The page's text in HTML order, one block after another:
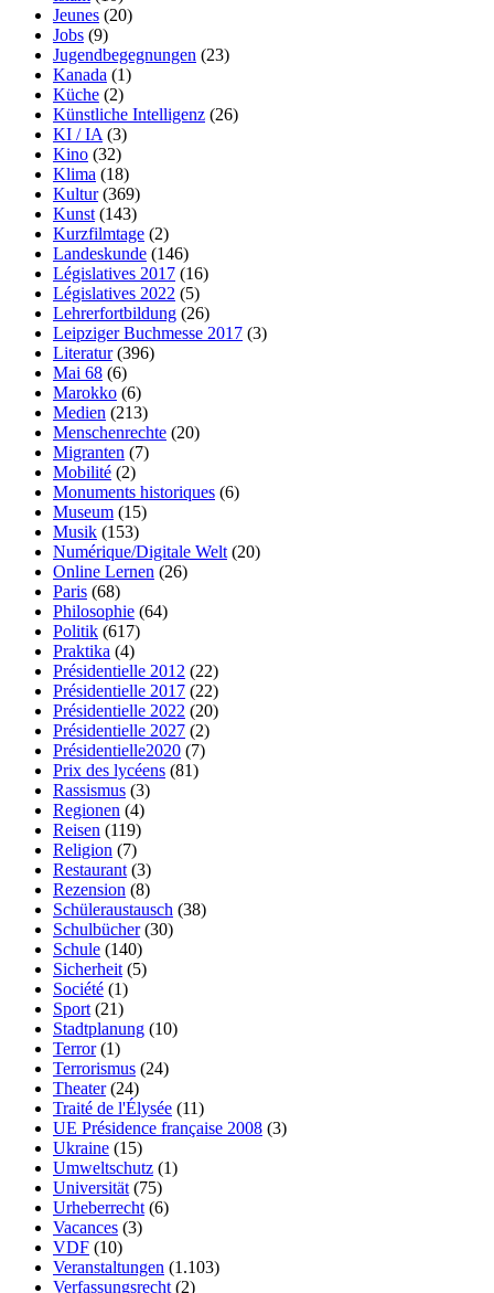
Jeunes (20)
Jobs (9)
Jugendbegegnungen (23)
Kanada (1)
Küche (2)
Künstliche Intelligenz (26)
KI / IA (3)
Kino (32)
Klima (18)
Kultur(369)
Kunst (143)
Kurzfilmtage (2)
Landeskunde (146)
Législatives 2017 (16)
Législatives 2022 (5)
Lehrerfortbildung (26)
Leipziger Buchmesse 2017 (3)
Literatur(396)
Mai 68 (6)
Marokko (6)
Medien (213)
Menschenrechte (20)
Migranten (7)
Mobilité (2)
Monuments historiques (6)
Museum (15)
Musik (153)
Numérique/Digitale Welt (20)
Online Lernen (26)
Paris (68)
Philosophie (64)
Politik (617)
Praktika (4)
Présidentielle 2012 (22)
Présidentielle 2017 (22)
Présidentielle 2022 (20)
Présidentielle 2027 (2)
Présidentielle2020 (7)
Prix des lycéens (81)
Rassismus (3)
Regionen (4)
Reisen (119)
Religion (7)
Restaurant (3)
Rezension (8)
Schüleraustausch (38)
Schulbücher(30)
Schule (140)
Sicherheit (5)
Société (1)
Sport (21)
Stadtplanung (10)
Terror(1)
Terrorismus (24)
Theater(24)
Traité de l'Élysée (11)
UE Présidence française 2008 (3)
Ukraine (15)
Umweltschutz (1)
Universität (75)
Urheberrecht (6)
Vacances (3)
VDF (10)
Veranstaltungen (1.103)
Verfassungsrecht (2)